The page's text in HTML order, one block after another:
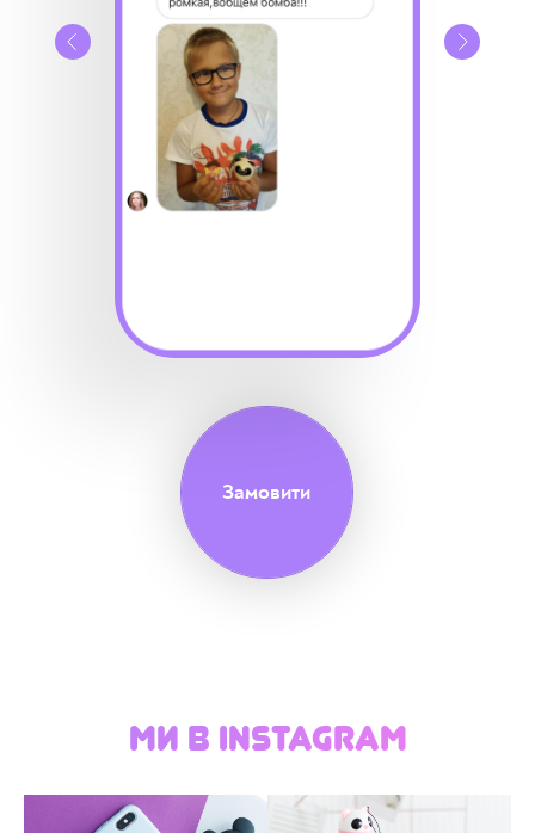
Замовити
Ми в instagram